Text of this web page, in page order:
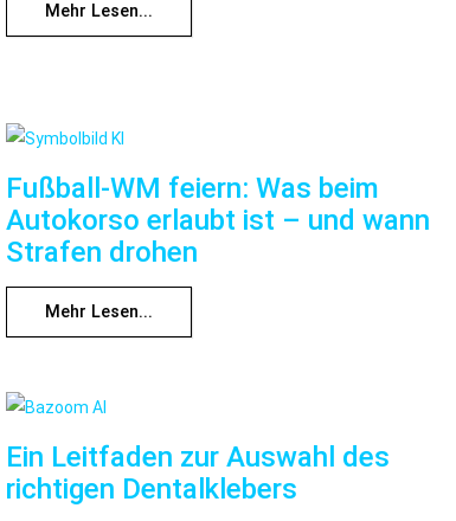
Mehr Lesen...
Fußball-WM feiern: Was beim
Autokorso erlaubt ist – und wann
Strafen drohen
Mehr Lesen...
Ein Leitfaden zur Auswahl des
richtigen Dentalklebers